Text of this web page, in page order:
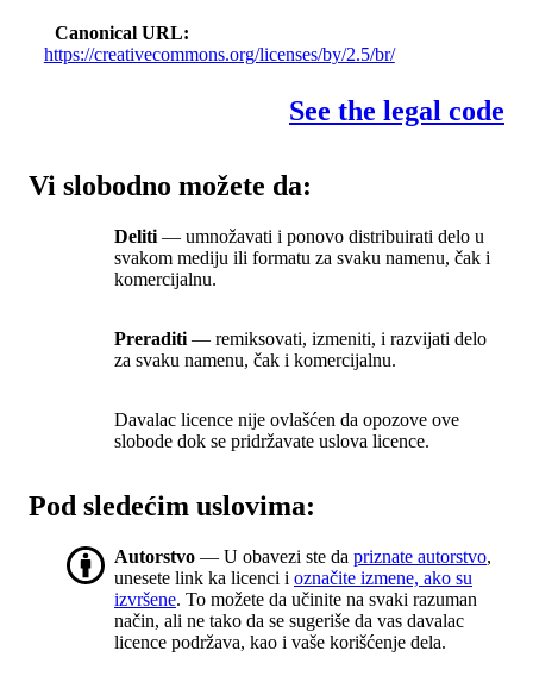
Canonical URL
https://creativecommons.org/licenses/by/2.5/br/
See the legal code
Vi slobodno možete da:
Deliti — umnožavati i ponovo distribuirati delo u
svakom mediju ili formatu za svaku namenu, čak i
komercijalnu.
Preraditi — remiksovati, izmeniti, i razvijati delo
za svaku namenu, čak i komercijalnu.
Davalac licence nije ovlašćen da opozove ove
slobode dok se pridržavate uslova licence.
Pod sledećim uslovima:
Autorstvo — U obavezi ste da priznate autorstvo,
unesete link ka licenci i označite izmene, ako su
izvršene. To možete da učinite na svaki razuman
način, ali ne tako da se sugeriše da vas davalac
licence podržava, kao i vaše korišćenje dela.